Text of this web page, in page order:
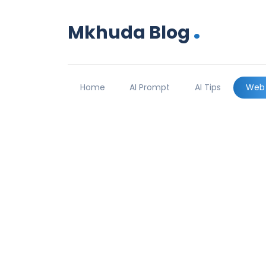
Mkhuda Blog .
Home AI Prompt AI Tips Web